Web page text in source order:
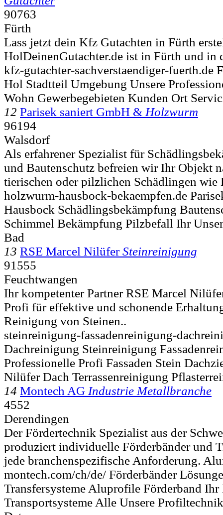
90763
Fürth
Lass jetzt dein Kfz Gutachten in Fürth
HolDeinenGutachter.de ist in Fürth und in
kfz-gutachter-sachverstaendiger-fuerth.de
Hol Stadtteil Umgebung Unsere
Wohn Gewerbegebieten Kunden Ort
12 Parisek saniert GmbH & Holzwurm
96194
Walsdorf
Als erfahrener Spezialist für
und Bautenschutz befreien wir Ihr Objekt
tierischen oder pilzlichen Schädlingen wie
holzwurm-hausbock-bekaempfen.de
Hausbock Schädlingsbekämpfung
Schimmel Bekämpfung Pilzbefall Ihr
Bad
13 RSE Marcel Nilüfer Steinreinigung
91555
Feuchtwangen
Ihr kompetenter Partner RSE Marcel
Profi für effektive und schonende
Reinigung von Steinen..
steinreinigung-fassadenreinigung-
Dachreinigung Steinreinigung
Professionelle Profi Fassaden Stein
Nilüfer Dach Terrassenreinigung
14 Montech AG Industrie Metallbranche
4552
Derendingen
Der Fördertechnik Spezialist aus der
produziert individuelle Förderbänder und
jede branchenspezifische Anforderung.
montech.com/ch/de/ Förderbänder
Transfersysteme Aluprofile Förderband
Transportsysteme Alle Unsere